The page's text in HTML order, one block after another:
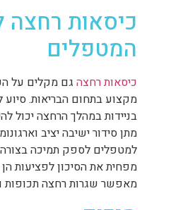
כיסאות
המטפלים
כיסאות רחצה גם מקלים על
מקצוע בתחום הבריאות.
בניידות במהלך הרחצה יכול
מתן סידור ישיבה יציב
למטפלים לספק תמיכה בצורה
מפחית את הסיכון לפציעות
מאפשר שגרות רחצה תכופות